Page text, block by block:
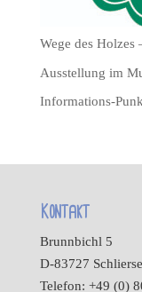
Wege des Holzes
Ausstellung im
Informations-
Kontakt
Brunnbichl 5
D-83727
Telefon: +49 (0)